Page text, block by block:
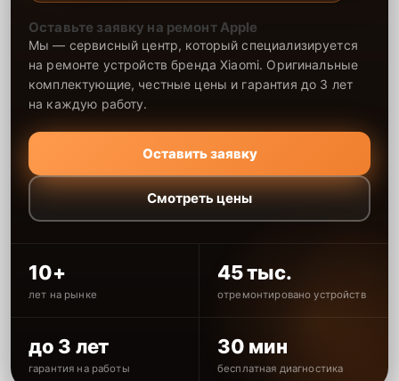
Оставьте заявку на ремонт Apple
Мы — сервисный центр, который специализируется
на ремонте устройств бренда Xiaomi. Оригинальные
комплектующие, честные цены и гарантия до 3 лет
на каждую работу.
Оставить заявку
Смотреть цены
10+
лет на рынке
45 тыс.
отремонтировано устройств
до 3 лет
гарантия на работы
30 мин
бесплатная диагностика